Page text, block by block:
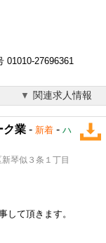
27696361
関連求人情報
ク業 - 新着 - ハ
琴似３条１丁目
して頂きます。